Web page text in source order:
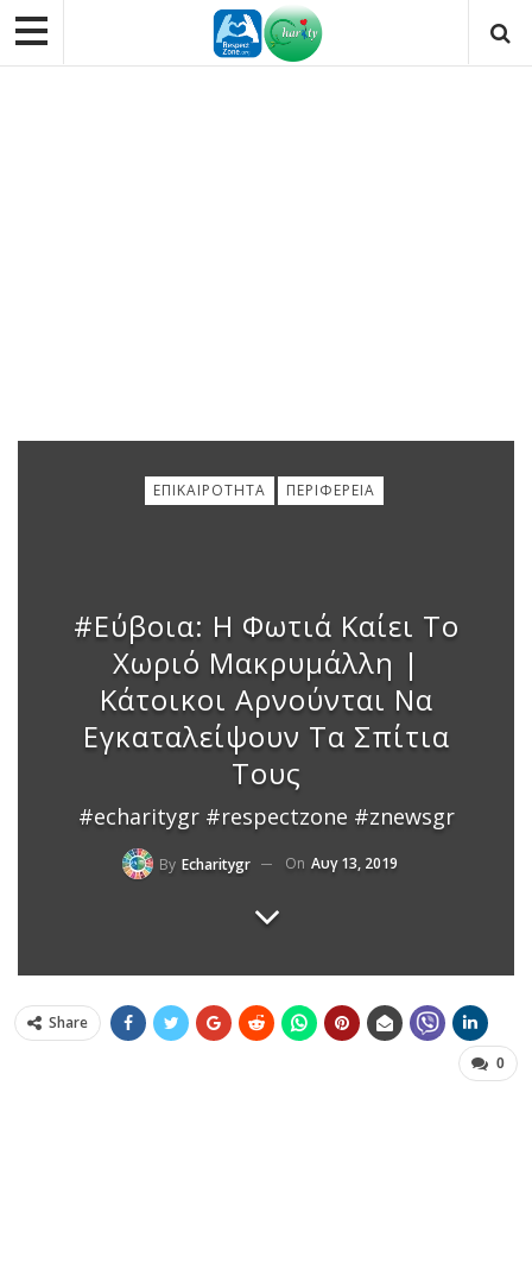
ΕΠΙΚΑΙΡΌΤΗΤΑ ΠΕΡΙΦΈΡΕΙΑ
#Εύβοια: Η Φωτιά Καίει Το
Χωριό Μακρυμάλλη |
Κάτοικοι Αρνούνται Να
Εγκαταλείψουν Τα Σπίτια
Τους
#echaritygr #respectzone #znewsgr
By Echaritygr On Αυγ 13, 2019
Share
0